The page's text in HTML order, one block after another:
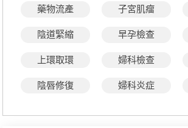
藥物流產 子宮肌瘤
陰道緊縮 早孕檢查
上環取環 婦科檢查
陰唇修復 婦科炎症